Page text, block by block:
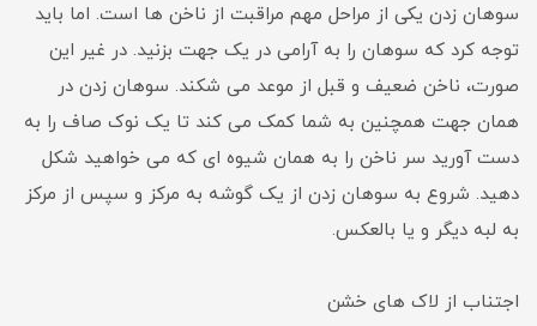
سوهان زدن یکی از مراحل مهم مراقبت از ناخن ها است. اما باید
توجه کرد که سوهان را به آرامی در یک جهت بزنید. در غیر این
صورت، ناخن ضعیف و قبل از موعد می شکند. سوهان زدن در
همان جهت همچنین به شما کمک می کند تا یک نوک صاف را به
دست آورید سر ناخن را به همان شیوه ای که می خواهید شکل
دهید. شروع به سوهان زدن از یک گوشه به مرکز و سپس از مرکز
به لبه دیگر و یا بالعکس.
اجتناب از لاک های خشن